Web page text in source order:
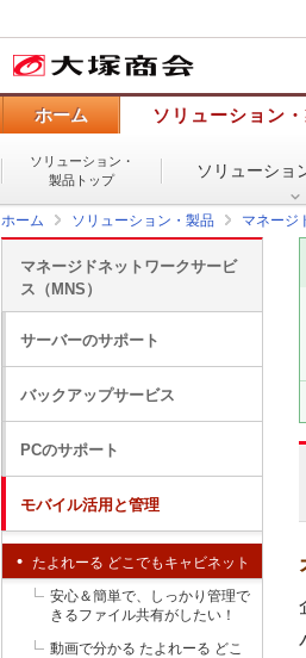
ホーム ソリューション
ソリューション・
製品トップ
ソリューショ
ホーム ソリューション・製品 マネージ
マネージドネットワークサービ
ス（MNS）
サーバーのサポート
バックアップサービス
PCのサポート
モバイル活用と管理
たよれーる どこでもキャビネット
安心＆簡単で、しっかり管理で
きるファイル共有がしたい！
動画で分かる たよれーる どこ